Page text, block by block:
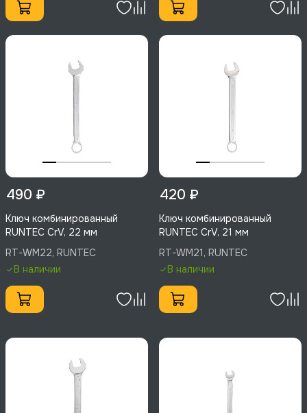
490 ₽
Ключ комбинированный
RUNTEC CrV, 22 мм
RT-WM22, RUNTEC
В наличии
420 ₽
Ключ комбинированный
RUNTEC CrV, 21 мм
RT-WM21, RUNTEC
В наличии